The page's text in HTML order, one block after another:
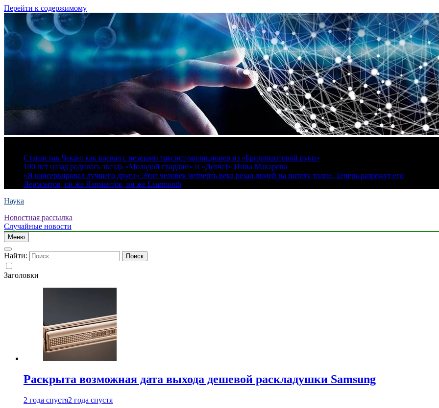
Перейти к содержимому
Станислав Чекан: как воевал с немцами таксист-милиционер из «Бриллиантовой руки»
100 лет назад родилась звезда «Молодой гвардии» и «Девчат» Инна Макарова
«Я консервировал лучшего друга» Этот человек четверть века резал людей на потеху толпе. Теперь разрежут его
Лермонтов, он же Лермантов, он же Learmonth
Наука
Новостная рассылка
Случайные новости
Меню
Найти:
Заголовки
Раскрыта возможная дата выхода дешевой раскладушки Samsung
2 года спустя2 года спустя